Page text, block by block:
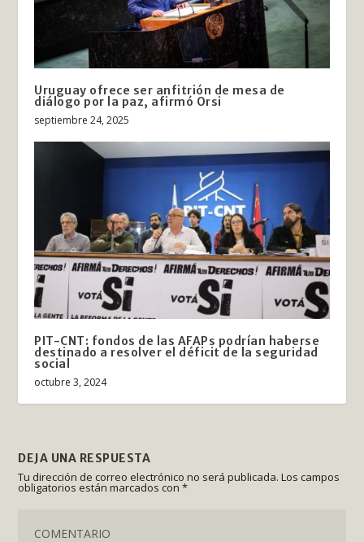
Uruguay ofrece ser anfitrión de mesa de
diálogo por la paz, afirmó Orsi
septiembre 24, 2025
PIT-CNT: fondos de las AFAPs podrían haberse
destinado a resolver el déficit de la seguridad
social
octubre 3, 2024
DEJA UNA RESPUESTA
Tu dirección de correo electrónico no será publicada. Los campos
obligatorios están marcados con*